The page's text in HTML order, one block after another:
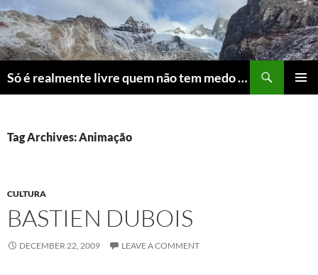
Skip
to
content
Só é realmente livre quem não tem medo do ridículo
Tag Archives: Animação
CULTURA
BASTIEN DUBOIS
DECEMBER 22, 2009 LEAVE A COMMENT